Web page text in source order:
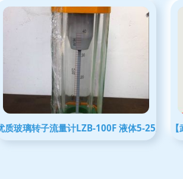
牌深度解析
质玻璃转子流量计LZB-100F 液体5-25立方/